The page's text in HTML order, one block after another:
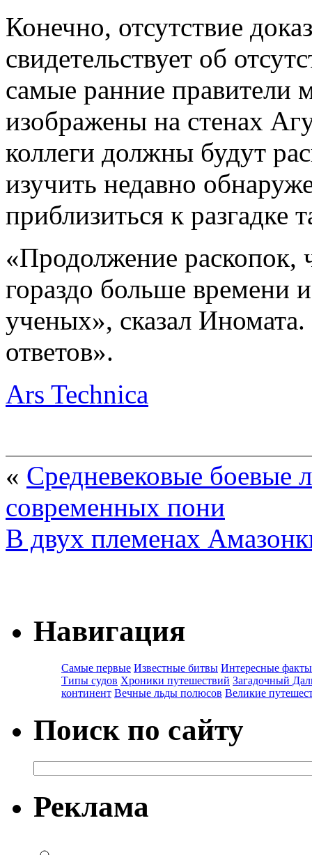
Конечно, отсутствие
свидетельствует об
самые ранние правители
изображены на стенах
коллеги должны будут
изучить недавно
приблизиться к разгадке
«Продолжение раскопок,
гораздо больше времени
ученых», сказал
ответов».
Ars Technica
« Средневековые боевые
современных пони
В двух племенах
Навигация
Самые первые Известные битвы Интересные факты
Типы судов Хроники путешествий Загадочный
континент Вечные льды полюсов Великие
Поиск по сайту
Реклама